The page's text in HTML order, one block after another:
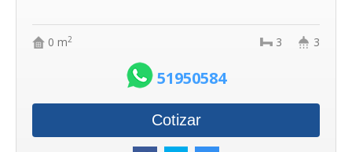
0 m2 3
3
51950584
Cotizar